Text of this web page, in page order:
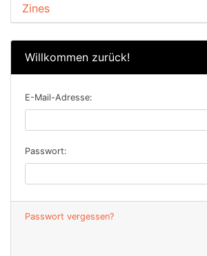
Zines
Willkommen zurück!
E-Mail-Adresse:
Passwort:
Passwort vergessen?